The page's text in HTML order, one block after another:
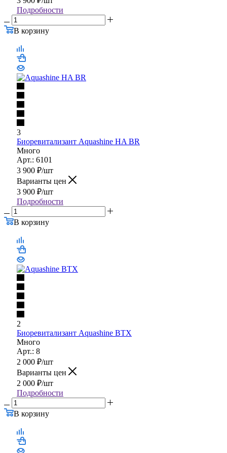
3 900₽/шт
Варианты цен
3 900₽/шт
В корзину
3
Биоревитализант Aquashine HA BR
Много
Арт.: 6101
3 900₽/шт
Варианты цен
3 900₽/шт
В корзину
2
Биоревитализант Aquashine BTX
Много
Арт.: 8
2 000₽/шт
Варианты цен
2 000₽/шт
В корзину